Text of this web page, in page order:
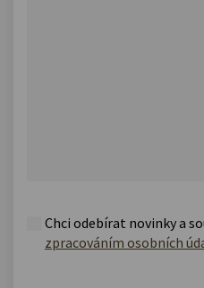
Chci odebírat novinky a
zpracováním osobních